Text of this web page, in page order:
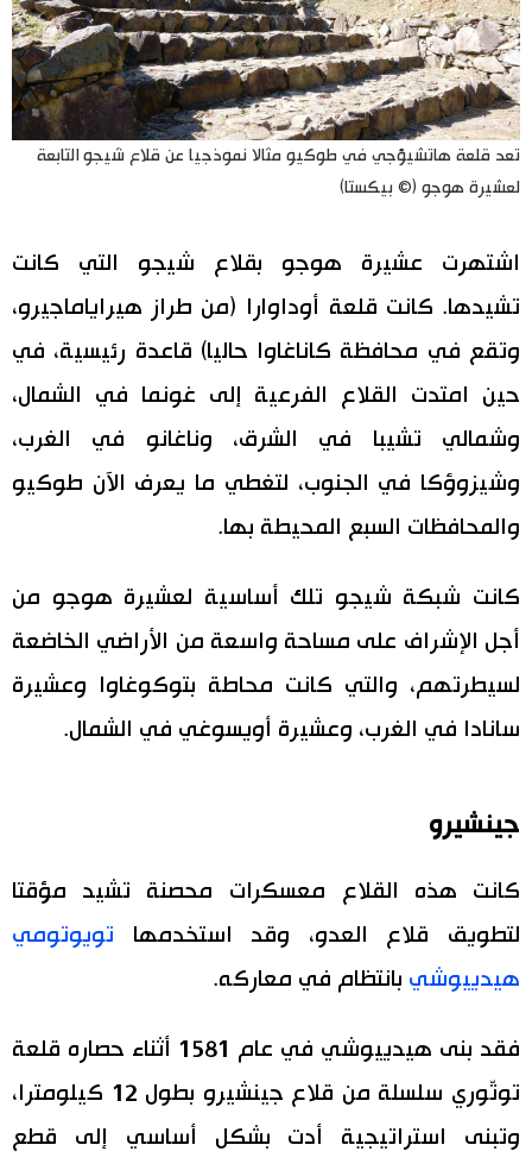
تعد قلعة هاتشيؤجي في طوكيو مثالا نموذجيا عن قلاع شيجو التابعة
لعشيرة هوجو (© بيكستا)
اشتهرت عشيرة هوجو بقلاع شيجو التي كانت
تشيدها. كانت قلعة أوداوارا (من طراز هيراياماجيرو،
وتقع في محافظة كاناغاوا حاليا) قاعدة رئيسية، في
حين امتدت القلاع الفرعية إلى غونما في الشمال،
وشمالي تشيبا في الشرق، وناغانو في الغرب،
وشيزوؤكا في الجنوب، لتغطي ما يعرف الآن طوكيو
والمحافظات السبع المحيطة بها.
كانت شبكة شيجو تلك أساسية لعشيرة هوجو من
أجل الإشراف على مساحة واسعة من الأراضي الخاضعة
لسيطرتهم، والتي كانت محاطة بتوكوغاوا وعشيرة
سانادا في الغرب، وعشيرة أويسوغي في الشمال.
جينشيرو
كانت هذه القلاع معسكرات محصنة تشيد مؤقتا
لتطويق قلاع العدو، وقد استخدمها تويوتومي
هيدييوشي بانتظام في معاركه.
فقد بنى هيدييوشي في عام 1581 أثناء حصاره قلعة
توتّوري سلسلة من قلاع جينشيرو بطول 12 كيلومترا،
وتبنى استراتيجية أدت بشكل أساسي إلى قطع